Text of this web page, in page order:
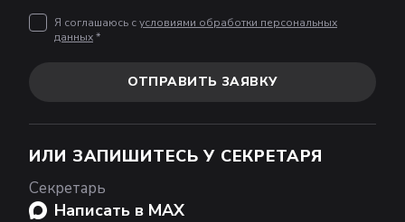
Я соглашаюсь сусловиями обработки персональных
данных*
ОТПРАВИТЬ ЗАЯВКУ
ИЛИ ЗАПИШИТЕСЬ У СЕКРЕТАРЯ
Секретарь
Написать в MAX